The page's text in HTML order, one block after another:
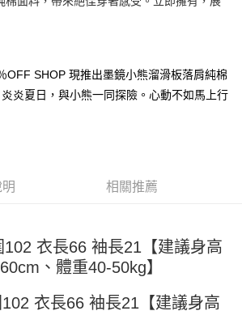
供，台灣大哥大用戶可立即使用無須另外申請。
你分期」，訂單成立後會自動跳轉到大哥付的交易
數及費用金額請依後續交易確認頁面所載為準。
未前往確認交易或遇審核未通過，訂單將自動取
通過狀況，表示未達大哥付你分期系統評分，恕無
、不需綁卡、不需儲值。
，簡訊認證，即可結帳。
OFF SHOP 現推出墨鏡小熊溜滑板落肩純棉
炎夏日，與小熊一同探險。心動不如馬上行
相關推薦
衣長66 袖長21【建議身高
、體重40-50kg】
衣長66 袖長21【建議身高